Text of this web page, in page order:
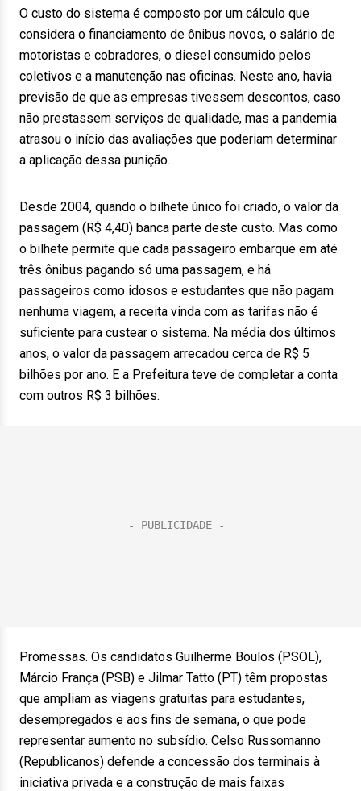
O custo do sistema é composto por um cálculo que
considera o financiamento de ônibus novos, o salário de
motoristas e cobradores, o diesel consumido pelos
coletivos e a manutenção nas oficinas. Neste ano, havia
previsão de que as empresas tivessem descontos, caso
não prestassem serviços de qualidade, mas a pandemia
atrasou o início das avaliações que poderiam determinar
a aplicação dessa punição.
Desde 2004, quando o bilhete único foi criado, o valor da
passagem (R$ 4,40) banca parte deste custo. Mas como
o bilhete permite que cada passageiro embarque em até
três ônibus pagando só uma passagem, e há
passageiros como idosos e estudantes que não pagam
nenhuma viagem, a receita vinda com as tarifas não é
suficiente para custear o sistema. Na média dos últimos
anos, o valor da passagem arrecadou cerca de R$ 5
bilhões por ano. E a Prefeitura teve de completar a conta
com outros R$ 3 bilhões.
Promessas. Os candidatos Guilherme Boulos (PSOL),
Márcio França (PSB) e Jilmar Tatto (PT) têm propostas
que ampliam as viagens gratuitas para estudantes,
desempregados e aos fins de semana, o que pode
representar aumento no subsídio. Celso Russomanno
(Republicanos) defende a concessão dos terminais à
iniciativa privada e a construção de mais faixas